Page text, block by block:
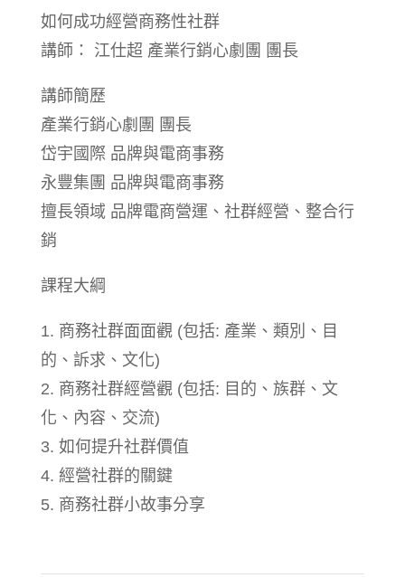
如何成功經營商務性社群
講師： 江仕超 產業行銷心劇團 團長
講師簡歷
產業行銷心劇團 團長
岱宇國際 品牌與電商事務
永豐集團 品牌與電商事務
擅長領域 品牌電商營運、社群經營、整合行
銷
課程大綱
1. 商務社群面面觀 (包括: 產業、類別、目
的、訴求、文化)
2. 商務社群經營觀 (包括: 目的、族群、文
化、內容、交流)
3. 如何提升社群價值
4. 經營社群的關鍵
5. 商務社群小故事分享